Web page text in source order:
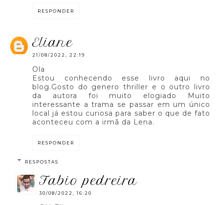
RESPONDER
eliane
21/08/2022, 22:19
Ola
Estou conhecendo esse livro aqui no
blog.Gosto do genero thriller e o outro livro
da autora foi muito elogiado Muito
interessante a trama se passar em um único
local já estou curiosa para saber o que de fato
aconteceu com a irmã da Lena.
RESPONDER
RESPOSTAS
fabio pedreira
30/08/2022, 16:20